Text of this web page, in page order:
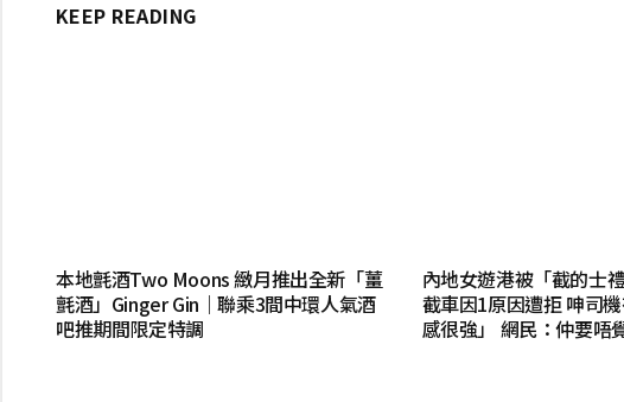
KEEP READING
本地氈酒Two Moons 緻月推出全新「薑
氈酒」Ginger Gin｜聯乘3間中環人氣酒
吧推期間限定特調
內地女遊港被「截的士
截車因1原因遭拒 呻司
感很強」 網民：仲要唔